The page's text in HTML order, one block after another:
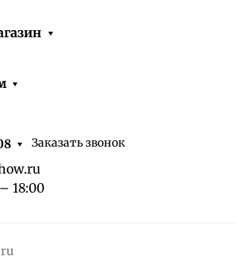
Заказать звонок
18:00